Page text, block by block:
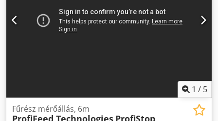
1 / 5
Fűrész mérőállás, 6m
ProfiFeed Technologies ProfiStop